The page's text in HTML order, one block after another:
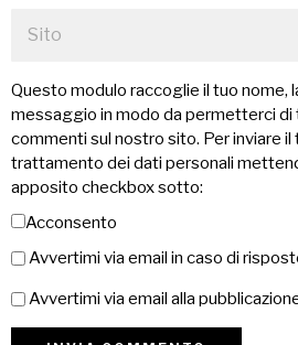
Questo modulo raccoglie il tuo nome,
messaggio in modo da permetterci di
commenti sul nostro sito. Per inviare
trattamento dei dati personali
apposito checkbox sotto:
Acconsento
Avvertimi via email in caso di
Avvertimi via email alla